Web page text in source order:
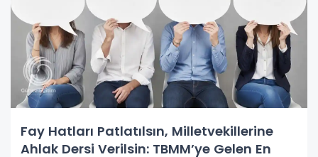
Fay Hatları Patlatılsın, Milletvekillerine
Ahlak Dersi Verilsin: TBMM’ye Gelen En